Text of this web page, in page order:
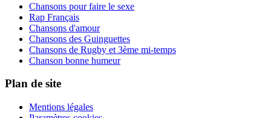
Chansons pour faire le sexe
Rap Français
Chansons d'amour
Chansons des Guinguettes
Chansons de Rugby et 3ème mi-temps
Chanson bonne humeur
Plan de site
Mentions légales